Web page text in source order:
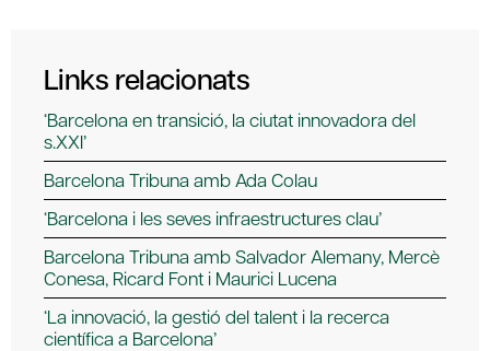
Links relacionats
‘Barcelona en transició, la ciutat innovadora del
s.XXI’
Barcelona Tribuna amb Ada Colau
‘Barcelona i les seves infraestructures clau’
Barcelona Tribuna amb Salvador Alemany, Mercè
Conesa, Ricard Font i Maurici Lucena
‘La innovació, la gestió del talent i la recerca
científica a Barcelona’